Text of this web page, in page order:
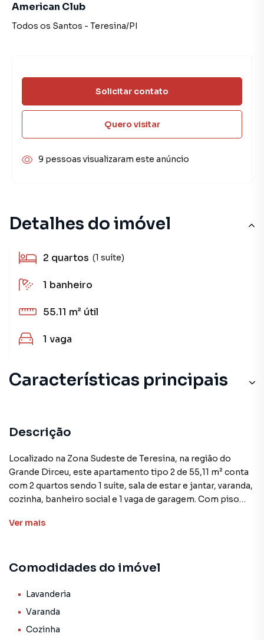
Detalhes do imóvel
2 quartos (1 suíte)
1 banheiro
55.11 m² útil
1 vaga
Características principais
Descrição
Localizado na Zona Sudeste de Teresina, na região do
Grande Dirceu, este apartamento tipo 2 de 55,11 m² conta
com 2 quartos sendo 1 suíte, sala de estar e jantar, varanda,
cozinha, banheiro social e 1 vaga de garagem. Com piso
possui água, luz e gás individualizados.
comodidades, como área comum com acessibilidade,
3D, child care, piscina com raia semi-olimpica, apoio de
festas e quadra poliesportiva. Construído no âmbito do
pronto para receber novos moradores.
Ver mais
Comodidades do imóvel
Lavanderia
Varanda
Cozinha
American Club
Todos os Santos - Teresina/PI
Solicitar contato
Quero visitar
9 pessoas visualizaram este anúncio